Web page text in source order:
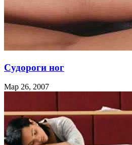
Судороги ног
Мар 26, 2007